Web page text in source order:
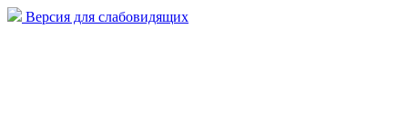
Версия для слабовидящих